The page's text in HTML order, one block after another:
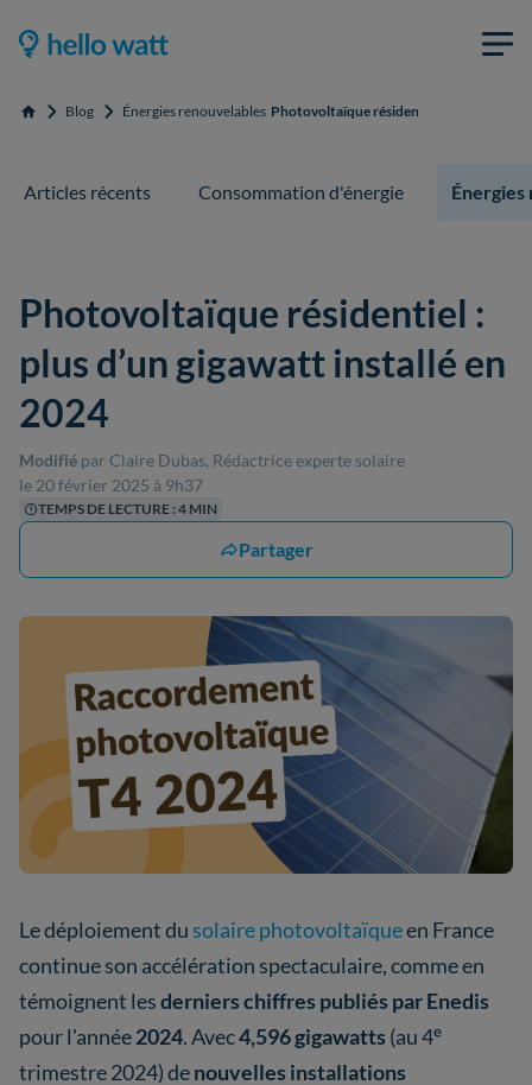
Accueil Blog Énergies renouvelables Photovoltaïque résidentiel : plus d’un
Articles récents Consommation d'énergie
Photovoltaïque résidentiel :
plus d’un gigawatt installé en
2024
Modifié par Claire Dubas, Rédactrice experte solaire
le 20 février 2025 à 9h37
TEMPS DE LECTURE : 4 MIN
Partager
Le déploiement dusolaire photovoltaïqueen France
continue son accélération spectaculaire, comme en
témoignent lesderniers chiffres publiés par Enedis
pour l'année2024. Avec4,596 gigawatts (au 4ᵉ
trimestre 2024) denouvelles installations